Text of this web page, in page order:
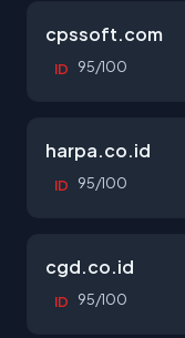
cpssoft.com
ID 95/100
harpa.co.id
ID 95/100
cgd.co.id
ID 95/100